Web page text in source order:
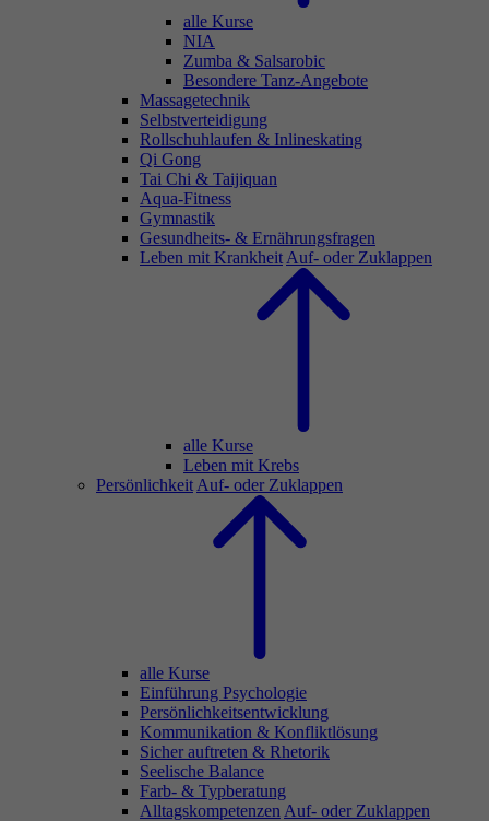
alle Kurse
NIA
Zumba & Salsarobic
Besondere Tanz-Angebote
Massagetechnik
Selbstverteidigung
Rollschuhlaufen & Inlineskating
Qi Gong
Tai Chi & Taijiquan
Aqua-Fitness
Gymnastik
Gesundheits- & Ernährungsfragen
Leben mit Krankheit Auf- oder Zuklappen
alle Kurse
Leben mit Krebs
Persönlichkeit Auf- oder Zuklappen
alle Kurse
Einführung Psychologie
Persönlichkeitsentwicklung
Kommunikation & Konfliktlösung
Sicher auftreten & Rhetorik
Seelische Balance
Farb- & Typberatung
Alltagskompetenzen Auf- oder Zuklappen